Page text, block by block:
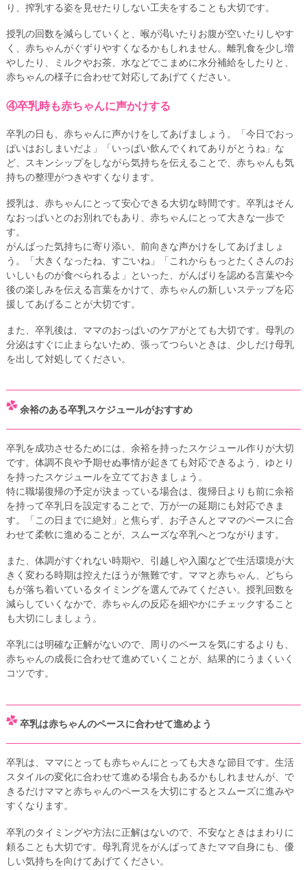
り、搾乳する姿を見せたりしない工夫をすることも大切です。
授乳の回数を減らしていくと、喉が渇いたりお腹が空いたりしやす
く、赤ちゃんがぐずりやすくなるかもしれません。離乳食を少し増
やしたり、ミルクやお茶、水などでこまめに水分補給をしたりと、
赤ちゃんの様子に合わせて対応してあげてください。
④卒乳時も赤ちゃんに声かけする
卒乳の日も、赤ちゃんに声かけをしてあげましょう。「今日でおっ
ぱいはおしまいだよ」「いっぱい飲んでくれてありがとうね」な
ど、スキンシップをしながら気持ちを伝えることで、赤ちゃんも気
持ちの整理がつきやすくなります。
授乳は、赤ちゃんにとって安心できる大切な時間です。卒乳はそん
なおっぱいとのお別れでもあり、赤ちゃんにとって大きな一歩で
す。
がんばった気持ちに寄り添い、前向きな声かけをしてあげましょ
う。「大きくなったね、すごいね」「これからもっとたくさんのお
いしいものが食べられるよ」といった、がんばりを認める言葉や今
後の楽しみを伝える言葉をかけて、赤ちゃんの新しいステップを応
援してあげることが大切です。
また、卒乳後は、ママのおっぱいのケアがとても大切です。母乳の
分泌はすぐに止まらないため、張ってつらいときは、少しだけ母乳
を出して対処してください。
余裕のある卒乳スケジュールがおすすめ
卒乳を成功させるためには、余裕を持ったスケジュール作りが大切
です。体調不良や予期せぬ事情が起きても対応できるよう、ゆとり
を持ったスケジュールを立てておきましょう。
特に職場復帰の予定が決まっている場合は、復帰日よりも前に余裕
を持って卒乳日を設定することで、万が一の延期にも対応できま
す。「この日までに絶対」と焦らず、お子さんとママのペースに合
わせて柔軟に進めることが、スムーズな卒乳へとつながります。
また、体調がすぐれない時期や、引越しや入園などで生活環境が大
きく変わる時期は控えたほうが無難です。ママと赤ちゃん、どちら
もが落ち着いているタイミングを選んでみてください。授乳回数を
減らしていくなかで、赤ちゃんの反応を細やかにチェックすること
も大切にしましょう。
卒乳には明確な正解がないので、周りのペースを気にするよりも、
赤ちゃんの成長に合わせて進めていくことが、結果的にうまくいく
コツです。
卒乳は赤ちゃんのペースに合わせて進めよう
卒乳は、ママにとっても赤ちゃんにとっても大きな節目です。生活
スタイルの変化に合わせて進める場合もあるかもしれませんが、で
きるだけママと赤ちゃんのペースを大切にするとスムーズに進みや
すくなります。
卒乳のタイミングや方法に正解はないので、不安なときはまわりに
頼ることも大切です。母乳育児をがんばってきたママ自身にも、優
しい気持ちを向けてあげてください。